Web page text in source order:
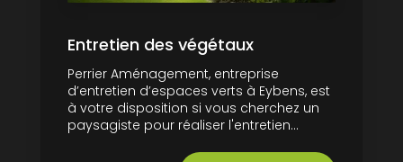
Entretien des végétaux
Perrier Aménagement, entreprise
d’entretien d’espaces verts à Eybens, est
à votre disposition si vous cherchez un
paysagiste pour réaliser l'entretien...